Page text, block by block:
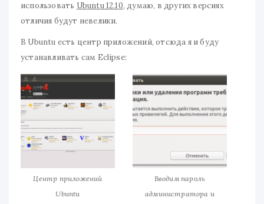
использовать Ubuntu 12.10, думаю, в других версиях
отличия будут невелики.
В Ubuntu есть центр приложений, отсюда я и буду
устанавливать сам Eclipse:
Центр приложений
Ubuntu
Вводим пароль
администратора и